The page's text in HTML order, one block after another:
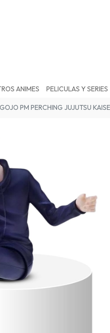
ANIMES PELICULAS Y SERIES
PM PERCHING JUJUTSU